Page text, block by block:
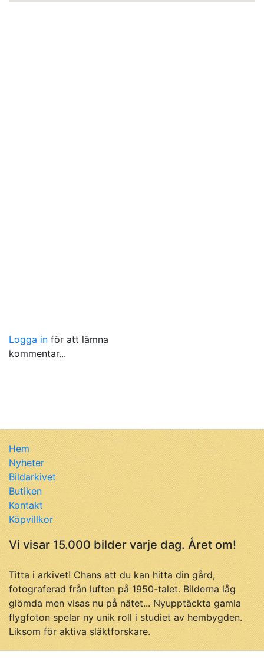
Logga in för att lämna
kommentar...
Hem
Nyheter
Bildarkivet
Butiken
Kontakt
Köpvillkor
Vi visar 15.000 bilder varje dag. Året om!
Titta i arkivet! Chans att du kan hitta din gård,
fotograferad från luften på 1950-talet. Bilderna låg
glömda men visas nu på nätet... Nyupptäckta gamla
flygfoton spelar ny unik roll i studiet av hembygden.
Liksom för aktiva släktforskare.